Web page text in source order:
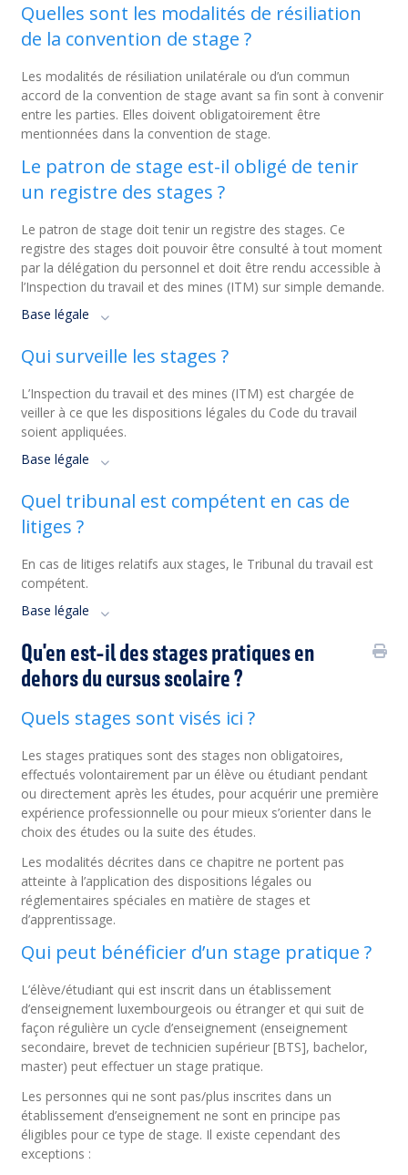
Quelles sont les modalités de résiliation
de la convention de stage ?
Les modalités de résiliation unilatérale ou d’un commun
accord de la convention de stage avant sa fin sont à convenir
entre les parties. Elles doivent obligatoirement être
mentionnées dans la convention de stage.
Le patron de stage est-il obligé de tenir
un registre des stages ?
Le patron de stage doit tenir un registre des stages. Ce
registre des stages doit pouvoir être consulté à tout moment
par la délégation du personnel et doit être rendu accessible à
l’Inspection du travail et des mines (ITM) sur simple demande.
Base légale
Qui surveille les stages ?
L’Inspection du travail et des mines (ITM) est chargée de
veiller à ce que les dispositions légales du Code du travail
soient appliquées.
Base légale
Quel tribunal est compétent en cas de
litiges ?
En cas de litiges relatifs aux stages, le Tribunal du travail est
compétent.
Base légale
Qu'en est-il des stages pratiques en
dehors du cursus scolaire ?
Quels stages sont visés ici ?
Les stages pratiques sont des stages non obligatoires,
effectués volontairement par un élève ou étudiant pendant
ou directement après les études, pour acquérir une première
expérience professionnelle ou pour mieux s’orienter dans le
choix des études ou la suite des études.
Les modalités décrites dans ce chapitre ne portent pas
atteinte à l’application des dispositions légales ou
réglementaires spéciales en matière de stages et
d’apprentissage.
Qui peut bénéficier d’un stage pratique ?
L’élève/étudiant qui est inscrit dans un établissement
d’enseignement luxembourgeois ou étranger et qui suit de
façon régulière un cycle d’enseignement (enseignement
secondaire, brevet de technicien supérieur [BTS], bachelor,
master) peut effectuer un stage pratique.
Les personnes qui ne sont pas/plus inscrites dans un
établissement d’enseignement ne sont en principe pas
éligibles pour ce type de stage. Il existe cependant des
exceptions :